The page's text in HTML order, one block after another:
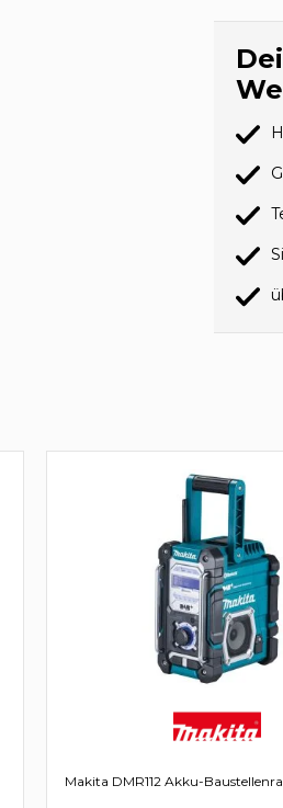
Makita DMR112 Akku-